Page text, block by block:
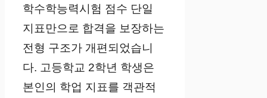
학수학능력시험 점수 단일
지표만으로 합격을 보장하는
전형 구조가 개편되었습니
다. 고등학교 2학년 학생은
본인의 학업 지표를 객관적